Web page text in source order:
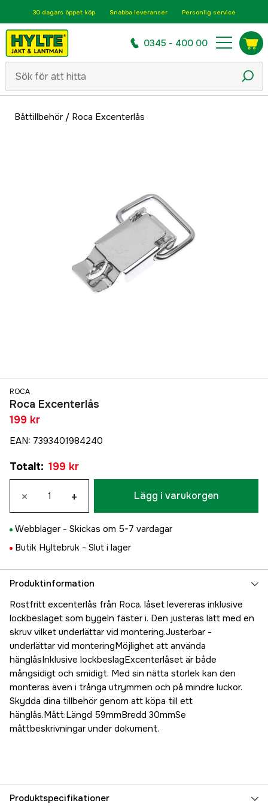
30 dagars öppet köp Snabba leveranser Personlig service
0345 - 400 00
Båttillbehör/ Roca Excenterlås
ROCA
Roca Excenterlås
199 kr
EAN: 7393401984240
Totalt: 199 kr
× + Lägg i varukorgen
Webblager - Skickas om 5-7 vardagar
Butik Hyltebruk - Slut i lager
Produktinformation
Rostfritt excenterlås från Roca, låset levereras inklusive
lockbeslaget som bygeln fäster i. Den justeras lätt med en
skruv vilket underlättar vid montering.Justerbar -
underlättar vid monteringMöjlighet att använda
hänglåsInklusive lockbeslagExcenterlåset är både
mångsidigt och smidigt. Med sin nätta storlek kan den
monteras även i trånga utrymmen och på mindre luckor.
Skydda dina tillbehör genom att köpa till ett
hänglås.Mått:Längd 59mmBredd 30mmSe
måttbeskrivningar under dokument.
Produktspecifikationer